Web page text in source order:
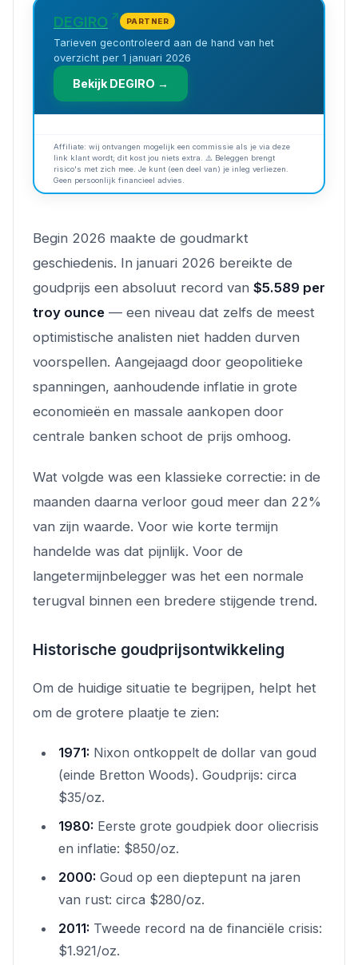
DEGIRO PARTNER
Tarieven gecontroleerd aan de hand van het
overzicht per 1 januari 2026
Bekijk DEGIRO →
Affiliate: wij ontvangen mogelijk een commissie als je via deze
link klant wordt; dit kost jou niets extra. ⚠️ Beleggen brengt
risico's met zich mee. Je kunt (een deel van) je inleg verliezen.
Geen persoonlijk financieel advies.
Begin 2026 maakte de goudmarkt
geschiedenis. In januari 2026 bereikte de
goudprijs een absoluut record van $5.589 per
troy ounce — een niveau dat zelfs de meest
optimistische analisten niet hadden durven
voorspellen. Aangejaagd door geopolitieke
spanningen, aanhoudende inflatie in grote
economieën en massale aankopen door
centrale banken schoot de prijs omhoog.
Wat volgde was een klassieke correctie: in de
maanden daarna verloor goud meer dan 22%
van zijn waarde. Voor wie korte termijn
handelde was dat pijnlijk. Voor de
langetermijnbelegger was het een normale
terugval binnen een bredere stijgende trend.
Historische goudprijsontwikkeling
Om de huidige situatie te begrijpen, helpt het
om de grotere plaatje te zien:
1971: Nixon ontkoppelt de dollar van goud
(einde Bretton Woods). Goudprijs: circa
$35/oz.
1980: Eerste grote goudpiek door oliecrisis
en inflatie: $850/oz.
2000: Goud op een dieptepunt na jaren
van rust: circa $280/oz.
2011: Tweede record na de financiële crisis:
$1.921/oz.